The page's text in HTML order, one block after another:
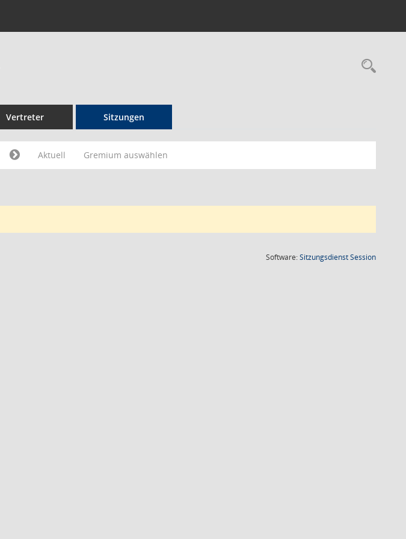
Vertreter Sitzungen
Aktuell Gremium auswählen
Software:SitzungsdienstSession(Wird in